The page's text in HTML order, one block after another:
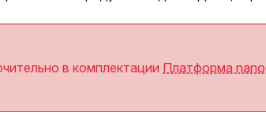
в комплектации Платформа